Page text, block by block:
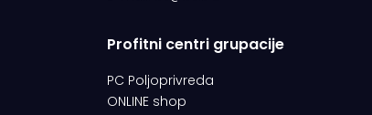
Profitni centri grupacije
PC Poljoprivreda
ONLINE shop